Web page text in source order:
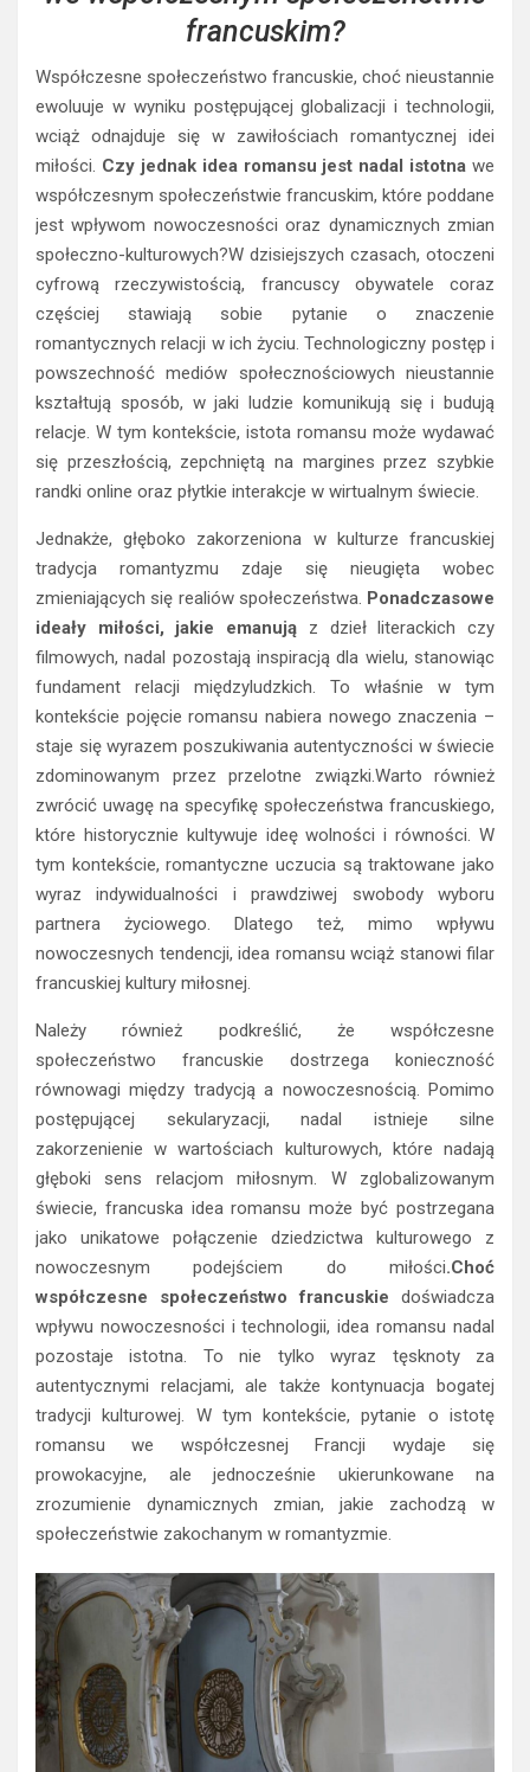
francuskim?
Współczesne społeczeństwo francuskie, choć nieustannie
ewoluuje w wyniku postępującej globalizacji i technologii,
wciąż odnajduje się w zawiłościach romantycznej idei
miłości. Czy jednak idea romansu jest nadal istotna we
współczesnym społeczeństwie francuskim, które poddane
jest wpływom nowoczesności oraz dynamicznych zmian
społeczno-kulturowych?W dzisiejszych czasach, otoczeni
cyfrową rzeczywistością, francuscy obywatele coraz
częściej stawiają sobie pytanie o znaczenie
romantycznych relacji w ich życiu. Technologiczny postęp i
powszechność mediów społecznościowych nieustannie
kształtują sposób, w jaki ludzie komunikują się i budują
relacje. W tym kontekście, istota romansu może wydawać
się przeszłością, zepchniętą na margines przez szybkie
randki online oraz płytkie interakcje w wirtualnym świecie.
Jednakże, głęboko zakorzeniona w kulturze francuskiej
tradycja romantyzmu zdaje się nieugięta wobec
zmieniających się realiów społeczeństwa. Ponadczasowe
ideały miłości, jakie emanują z dzieł literackich czy
filmowych, nadal pozostają inspiracją dla wielu, stanowiąc
fundament relacji międzyludzkich. To właśnie w tym
kontekście pojęcie romansu nabiera nowego znaczenia –
staje się wyrazem poszukiwania autentyczności w świecie
zdominowanym przez przelotne związki.Warto również
zwrócić uwagę na specyfikę społeczeństwa francuskiego,
które historycznie kultywuje ideę wolności i równości. W
tym kontekście, romantyczne uczucia są traktowane jako
wyraz indywidualności i prawdziwej swobody wyboru
partnera życiowego. Dlatego też, mimo wpływu
nowoczesnych tendencji, idea romansu wciąż stanowi filar
francuskiej kultury miłosnej.
Należy również podkreślić, że współczesne
społeczeństwo francuskie dostrzega konieczność
równowagi między tradycją a nowoczesnością. Pomimo
postępującej sekularyzacji, nadal istnieje silne
zakorzenienie w wartościach kulturowych, które nadają
głęboki sens relacjom miłosnym. W zglobalizowanym
świecie, francuska idea romansu może być postrzegana
jako unikatowe połączenie dziedzictwa kulturowego z
nowoczesnym podejściem do miłości.Choć
współczesne społeczeństwo francuskie doświadcza
wpływu nowoczesności i technologii, idea romansu nadal
pozostaje istotna. To nie tylko wyraz tęsknoty za
autentycznymi relacjami, ale także kontynuacja bogatej
tradycji kulturowej. W tym kontekście, pytanie o istotę
romansu we współczesnej Francji wydaje się
prowokacyjne, ale jednocześnie ukierunkowane na
zrozumienie dynamicznych zmian, jakie zachodzą w
społeczeństwie zakochanym w romantyzmie.